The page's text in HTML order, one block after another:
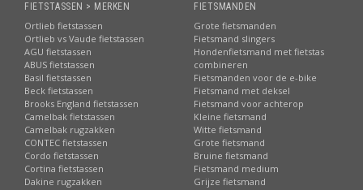
FIETSTASSEN > MERKEN
Ortlieb fietstassen
Ortlieb vs Vaude fietstassen
AGU fietstassen
ABUS fietstassen
Basil fietstassen
Beck fietstassen
Brooks England fietstassen
Camelbak fietstassen
Camelbak rugzakken
CONTEC fietstassen
Cordo fietstassen
Cortina fietstassen
Dakine rugzakken
FIETSMANDEN
Grote fietsmanden
Fietsmand slingers
Hondenfietsmand met fietstas
combineren
Fietsmanden voor de e-bike
Fietsmand met deksel
Fietsmand voor achterop
Kleine fietsmand
Witte fietsmand
Grote fietsmand
Bruine fietsmand
Fietsmand medium
Grijze fietsmand